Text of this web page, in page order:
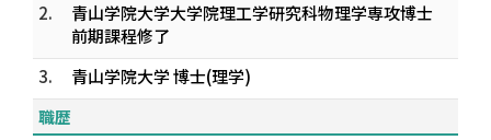
2.
青山学院大学大学院理工学研究科物理学専攻博士
前期課程修了
3.
青山学院大学 博士(理学)
職歴